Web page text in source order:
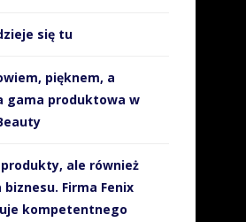
się tu
pięknem, a
gama produktowa w
ale również
Firma Fenix
kompetentnego